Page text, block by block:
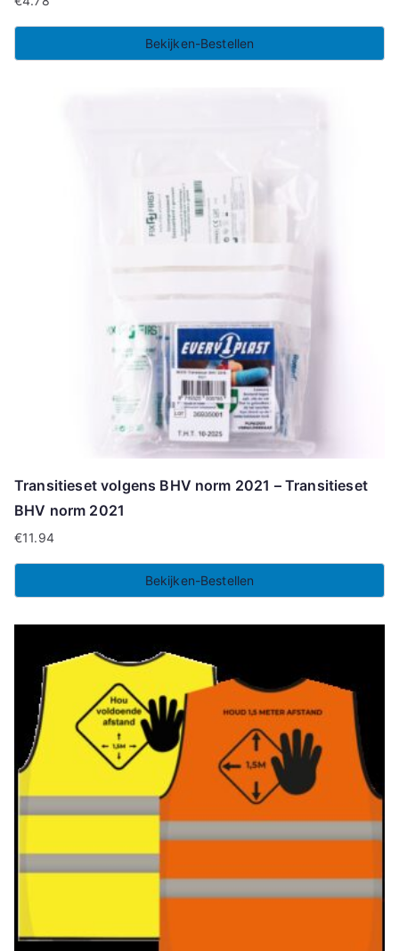
Bekijken-Bestellen
Transitieset volgens BHV norm 2021 – Transitieset
BHV norm 2021
€11.94
Bekijken-Bestellen